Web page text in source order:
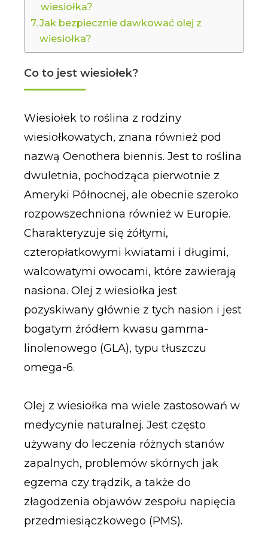
wiesiołka?
Jak bezpiecznie dawkować olej z
wiesiołka?
Co to jest wiesiołek?
Wiesiołek to roślina z rodziny
wiesiołkowatych, znana również pod
nazwą Oenothera biennis. Jest to roślina
dwuletnia, pochodząca pierwotnie z
Ameryki Północnej, ale obecnie szeroko
rozpowszechniona również w Europie.
Charakteryzuje się żółtymi,
czteropłatkowymi kwiatami i długimi,
walcowatymi owocami, które zawierają
nasiona. Olej z wiesiołka jest
pozyskiwany głównie z tych nasion i jest
bogatym źródłem kwasu gamma-
linolenowego (GLA), typu tłuszczu
omega-6.
Olej z wiesiołka ma wiele zastosowań w
medycynie naturalnej. Jest często
używany do leczenia różnych stanów
zapalnych, problemów skórnych jak
egzema czy trądzik, a także do
złagodzenia objawów zespołu napięcia
przedmiesiączkowego (PMS).